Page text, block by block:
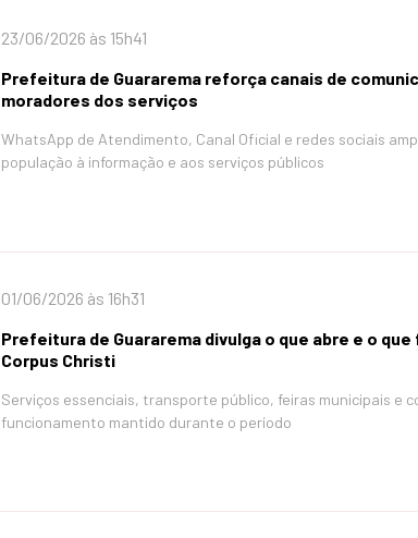
23/06/2026 às 15h41
Prefeitura de Guararema reforça canais de
moradores dos serviços
WhatsApp de Atendimento, Canal Oficial e redes sociais
população à informação e aos serviços públicos
01/06/2026 às 16h31
Prefeitura de Guararema divulga o que abre e o
Corpus Christi
Serviços essenciais, transporte público, feiras municipais e
funcionamento mantido durante o período